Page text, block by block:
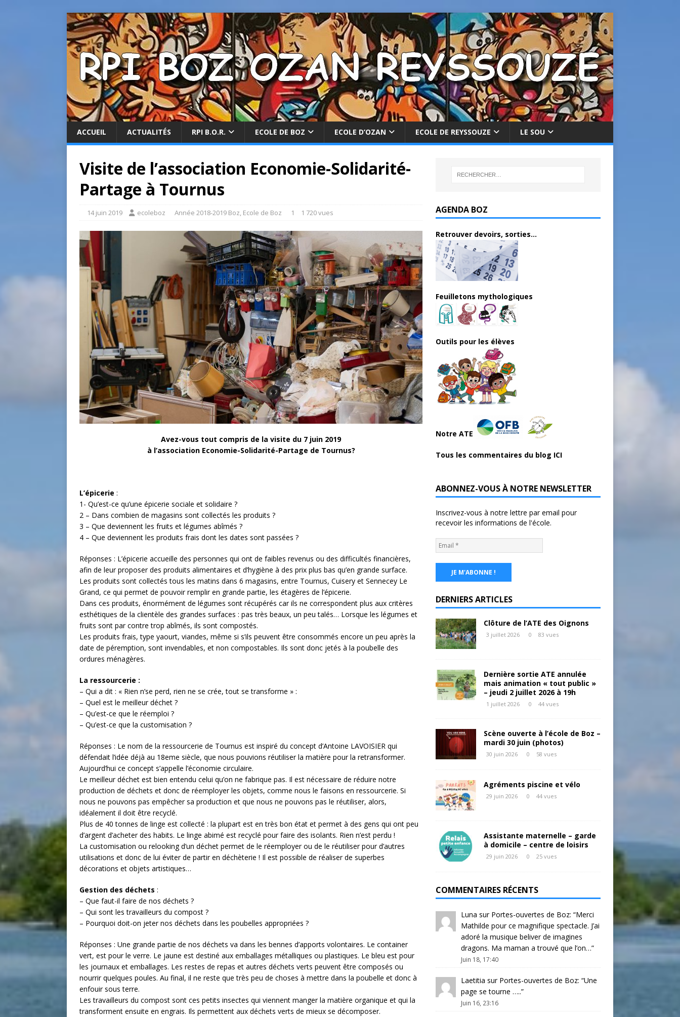
ACCUEIL ACTUALITÉS RPI B.O.R. ECOLE DE BOZ ECOLE D’OZAN ECOLE DE REYSSOUZE LE SOU
Visite de l’association Economie-Solidarité-
Partage à Tournus
14 juin 2019 ecoleboz Année 2018-2019 Boz, Ecole de Boz 1 1 720 vues
Avez-vous tout compris de la visite du 7 juin 2019
à l’association Economie-Solidarité-Partage de Tournus?
L’épicerie :
1- Qu’est-ce qu’une épicerie sociale et solidaire ?
2 – Dans combien de magasins sont collectés les produits ?
3 – Que deviennent les fruits et légumes abîmés ?
4 – Que deviennent les produits frais dont les dates sont passées ?
Réponses : L’épicerie accueille des personnes qui ont de faibles revenus ou des difficultés financières,
afin de leur proposer des produits alimentaires et d’hygiène à des prix plus bas qu’en grande surface.
Les produits sont collectés tous les matins dans 6 magasins, entre Tournus, Cuisery et Sennecey Le
Grand, ce qui permet de pouvoir remplir en grande partie, les étagères de l’épicerie.
Dans ces produits, énormément de légumes sont récupérés car ils ne correspondent plus aux critères
esthétiques de la clientèle des grandes surfaces : pas très beaux, un peu talés… Lorsque les légumes et
fruits sont par contre trop abîmés, ils sont compostés.
Les produits frais, type yaourt, viandes, même si s’ils peuvent être consommés encore un peu après la
date de péremption, sont invendables, et non compostables. Ils sont donc jetés à la poubelle des
ordures ménagères.
La ressourcerie :
– Qui a dit : « Rien n’se perd, rien ne se crée, tout se transforme » :
– Quel est le meilleur déchet ?
– Qu’est-ce que le réemploi ?
– Qu’est-ce que la customisation ?
Réponses : Le nom de la ressourcerie de Tournus est inspiré du concept d’Antoine LAVOISIER qui
défendait l’idée déjà au 18eme siècle, que nous pouvions réutiliser la matière pour la retransformer.
Aujourd’hui ce concept s’appelle l’économie circulaire.
Le meilleur déchet est bien entendu celui qu’on ne fabrique pas. Il est nécessaire de réduire notre
production de déchets et donc de réemployer les objets, comme nous le faisons en ressourcerie. Si
nous ne pouvons pas empêcher sa production et que nous ne pouvons pas le réutiliser, alors,
idéalement il doit être recyclé.
Plus de 40 tonnes de linge est collecté : la plupart est en très bon état et permet à des gens qui ont peu
d’argent d’acheter des habits. Le linge abimé est recyclé pour faire des isolants. Rien n’est perdu !
La customisation ou relooking d’un déchet permet de le réemployer ou de le réutiliser pour d’autres
utilisations et donc de lui éviter de partir en déchèterie ! Il est possible de réaliser de superbes
décorations et objets artistiques…
Gestion des déchets :
– Que faut-il faire de nos déchets ?
– Qui sont les travailleurs du compost ?
– Pourquoi doit-on jeter nos déchets dans les poubelles appropriées ?
Réponses : Une grande partie de nos déchets va dans les bennes d’apports volontaires. Le container
vert, est pour le verre. Le jaune est destiné aux emballages métalliques ou plastiques. Le bleu est pour
les journaux et emballages. Les restes de repas et autres déchets verts peuvent être composés ou
nourrir quelques poules. Au final, il ne reste que très peu de choses à mettre dans la poubelle et donc à
enfouir sous terre.
Les travailleurs du compost sont ces petits insectes qui viennent manger la matière organique et qui la
transforment ensuite en engrais. Ils permettent aux déchets verts de mieux se décomposer.
AGENDA BOZ
Retrouver devoirs, sorties...
Feuilletons mythologiques
Outils pour les élèves
Notre ATE
Tous les commentaires du blog ICI
ABONNEZ-VOUS À NOTRE NEWSLETTER
Inscrivez-vous à notre lettre par email pour
recevoir les informations de l'école.
DERNIERS ARTICLES
Clôture de l’ATE des Oignons
3 juillet 2026 0 83 vues
Dernière sortie ATE annulée
mais animation « tout public »
– jeudi 2 juillet 2026 à 19h
1 juillet 2026 0 44 vues
Scène ouverte à l’école de Boz –
mardi 30 juin (photos)
30 juin 2026 0 58 vues
Agréments piscine et vélo
29 juin 2026 0 44 vues
Assistante maternelle – garde
à domicile – centre de loisirs
29 juin 2026 0 25 vues
COMMENTAIRES RÉCENTS
Luna sur Portes-ouvertes de Boz: “Merci
Mathilde pour ce magnifique spectacle. J’ai
adoré la musique beliver de imagines
dragons. Ma maman a trouvé que l’on…”
Juin 18, 17:40
Laetitia sur Portes-ouvertes de Boz: “Une
page se tourne …..”
Juin 16, 23:16